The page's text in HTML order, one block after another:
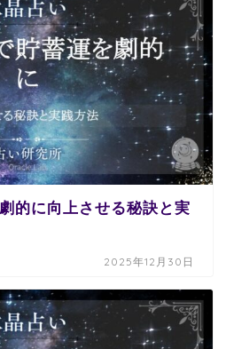
的に向上させる秘訣と実
2025年12月30日